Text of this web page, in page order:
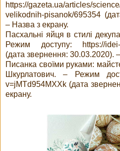
https://gazeta.ua/articles/
velikodnih-pisanok/695354
– Назва з екрану.
Пасхальні яйця в стилі
Режим доступу: https://idei-
(дата звернення: 30.03.2020).
Писанка своїми руками:
Шкурлатович. – Режим
v=jMTd954MXXk (дата
екрану.